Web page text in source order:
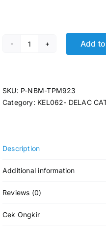
CAT TEMBOK GALON
Add
SKU: P-NBM-TPM923
Category: KEL062- DELAC
Description
Additional information
Reviews (0)
Cek Ongkir